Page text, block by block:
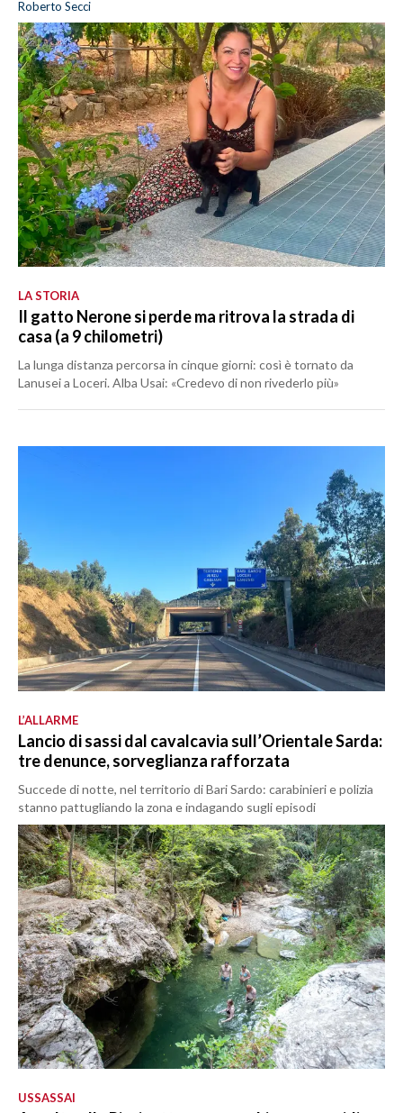
Roberto Secci
LA STORIA
Il gatto Nerone si perde ma ritrova la strada di
casa (a 9 chilometri)
La lunga distanza percorsa in cinque giorni: così è tornato da
Lanusei a Loceri. Alba Usai: «Credevo di non rivederlo più»
L’ALLARME
Lancio di sassi dal cavalcavia sull’Orientale Sarda:
tre denunce, sorveglianza rafforzata
Succede di notte, nel territorio di Bari Sardo: carabinieri e polizia
stanno pattugliando la zona e indagando sugli episodi
USSASSAI